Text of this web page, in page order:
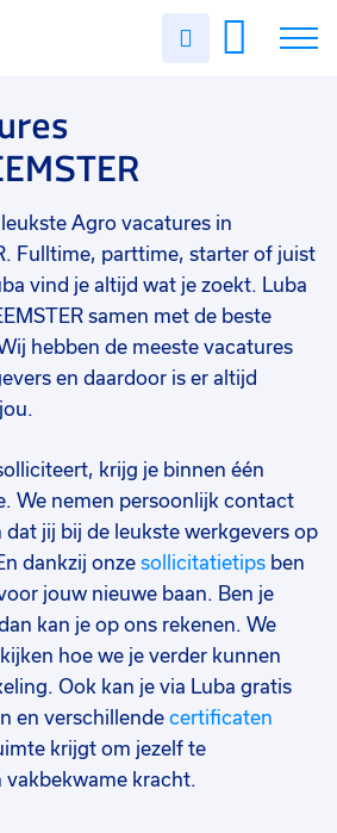
Uren
Agro vacatures in
Fulltime, parttime, starter of juist
vind je altijd wat je zoekt. Luba
samen met de beste
hebben de meeste vacatures
en daardoor is er altijd
krijg je binnen één
We nemen persoonlijk contact
dat jij bij de leukste werkgevers op
dankzij onze sollicitatietips ben
jouw nieuwe baan. Ben je
kan je op ons rekenen. We
hoe we je verder kunnen
Ook kan je via Luba gratis
en verschillende certificaten
krijgt om jezelf te
kracht.